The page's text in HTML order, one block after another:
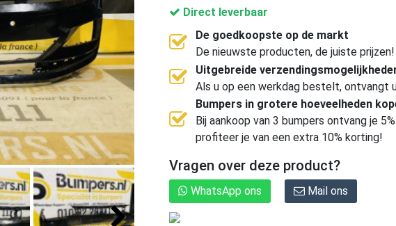
Direct leverbaar
De goedkoopste op de markt
De nieuwste producten, de juiste prijzen!
Uitgebreide
Als u op een werkdag bestelt, ontvangt
Bumpers in grotere hoeveelheden
Bij aankoop van 3 bumpers ontvang je
profiteer je van een extra 10% korting!
Vragen over deze product?
WhatsApp ons Mail ons